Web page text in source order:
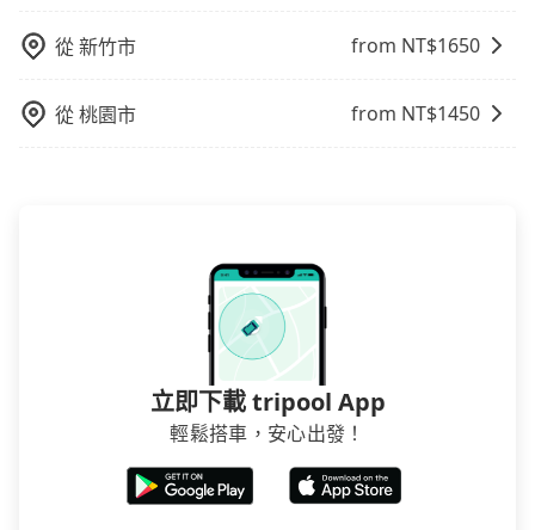
雙十等）能用更少的司機來服務更多的旅客，意味著使
低，如此便反應在服務品質的控管會更佳。但tripool網
站上的價格是動態的，一般來說越早預訂價格越優，且
從新竹市 from NT$1650
從桃園市 from NT$1450
立即下載 tripool App
輕鬆搭車，安心出發！